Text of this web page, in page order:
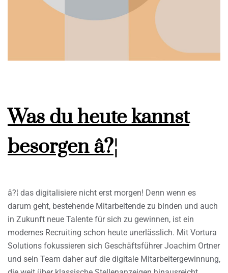
Was du heute kannst
besorgen â?¦
â?¦ das digitalisiere nicht erst morgen! Denn wenn es
darum geht, bestehende Mitarbeitende zu binden und auch
in Zukunft neue Talente für sich zu gewinnen, ist ein
modernes Recruiting schon heute unerlässlich. Mit Vortura
Solutions fokussieren sich Geschäftsführer Joachim Ortner
und sein Team daher auf die digitale Mitarbeitergewinnung,